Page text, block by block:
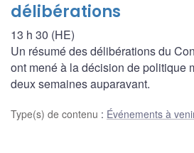
délibérations
13 h 30 (HE)
Un résumé des délibérations du
ont mené à la décision de politique
deux semaines auparavant.
Type(s) de contenu : Événements à